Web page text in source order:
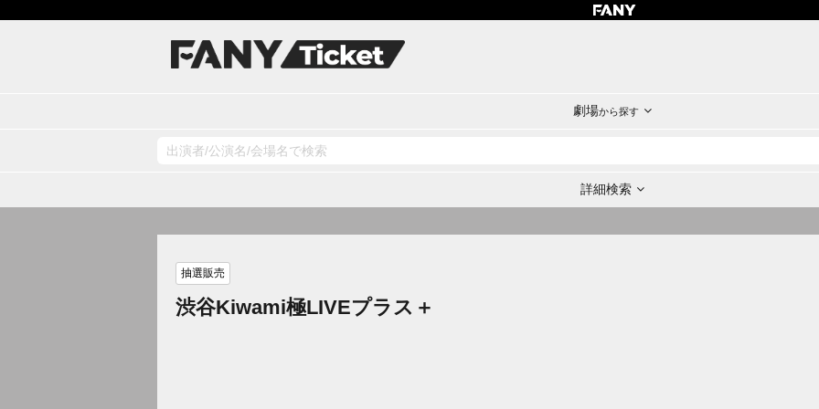
劇場から探す
詳細検索
抽選販売
渋谷Kiwami極LIVEプラス＋